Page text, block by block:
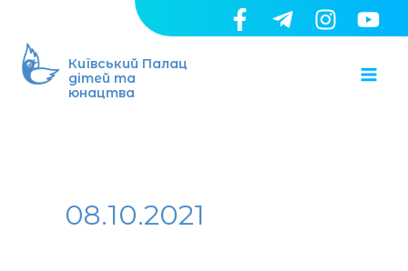
вмісту
Київський Палац
дітей та
юнацтва
08.10.2021